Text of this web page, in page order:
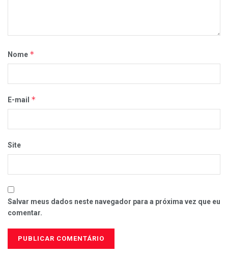
Nome *
E-mail *
Site
Salvar meus dados neste navegador para a próxima vez que eu
comentar.